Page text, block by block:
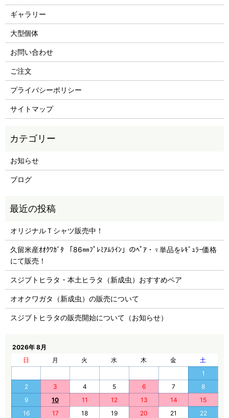
ギャラリー
大型個体
お問い合わせ
ご注文
プライバシーポリシー
サイトマップ
お知らせ
ブログ
オリジナルＴシャツ販売中！
久留米産ｵｵｸﾜｶﾞﾀ 「86㎜ﾌﾟﾚﾐｱﾑﾗｲﾝ」のﾍﾟｱ・♀単品をﾚｷﾞｭﾗｰ価格
にて販売！
スジブトヒラタ・本土ヒラタ（新成虫）おすすめペア
オオクワガタ（新成虫）の販売について
スジブトヒラタの販売開始について（お知らせ）
2026年 8月
日
月 火 水 木 金
土
1
2
3 4 5 6 7
8
9
10 11 12 13 14
15
16
17 18 19 20 21
22